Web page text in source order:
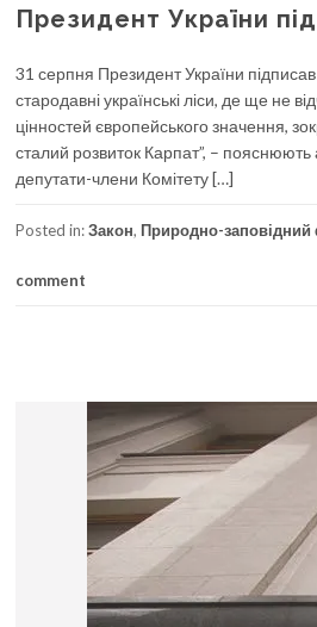
Президент України
31 серпня Президент України
стародавні українські ліси, де ще не
цінностей європейського значення,
сталий розвиток Карпат”, –
депутати-члени Комітету […]
Posted in:Закон, Природно-
comment